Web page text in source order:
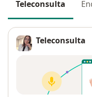
Teleconsulta
Teleconsulta